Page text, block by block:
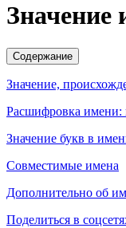
Значение
Содержание
Значение,
Расшифровка имени:
Значение букв в
Совместимые имена
Дополнительно об
Поделиться в